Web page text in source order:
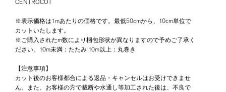
CENTROCOT
※表示価格は1mあたりの価格です。最低50cmから、10cm単位で
カットいたします。
※ご購入されたm数により梱包形状が異なりますので予めご了承く
ださい。10m未満：たたみ 10m以上：丸巻き
【注意事項】
カット後のお客様都合による返品・キャンセルはお受けできませ
ん。また、お客様の方で裁断や水通し等加工された後は、不良で